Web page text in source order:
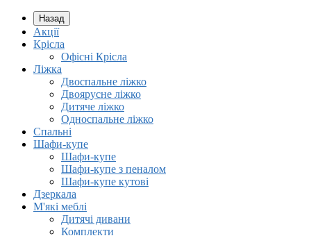
Назад
Акції
Крісла
Офісні Крісла
Ліжка
Двоспальне ліжко
Двоярусне ліжко
Дитяче ліжко
Односпальне ліжко
Спальні
Шафи-купе
Шафи-купе
Шафи-купе з пеналом
Шафи-купе кутові
Дзеркала
М'які меблі
Дитячі дивани
Комплекти